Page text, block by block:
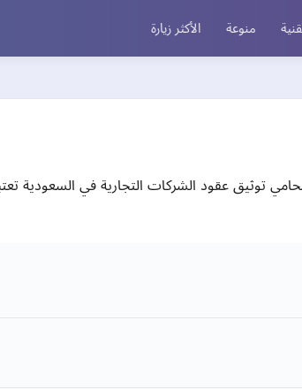
منوعة الأكثر زيارة
عقود الشركات التجارية في السعودية